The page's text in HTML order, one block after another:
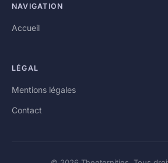
NAVIGATION
Accueil
LÉGAL
Mentions légales
Contact